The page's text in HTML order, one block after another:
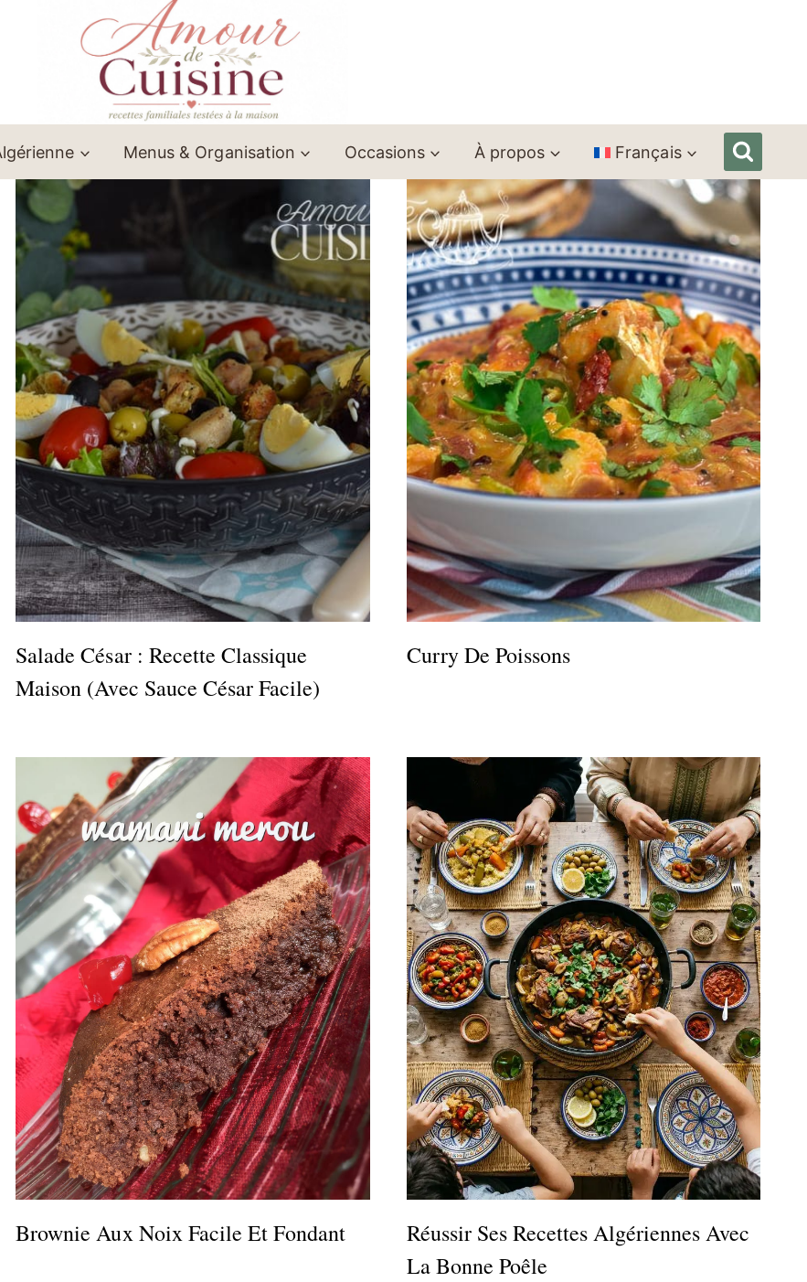
Menus & Organisation Occasions À propos Français
Salade César : Recette Classique
Maison (avec Sauce César Facile)
Curry De Poissons
Brownie Aux Noix Facile Et Fondant
Réussir Ses Recettes Algériennes Avec
La Bonne Poêle